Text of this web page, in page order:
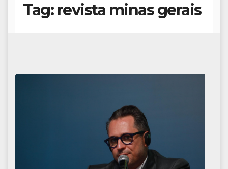
Tag: revista minas gerais